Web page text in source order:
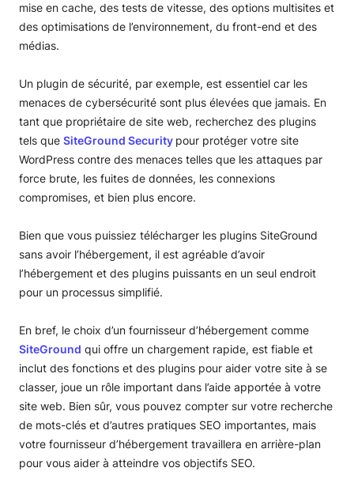
mise en cache, des tests de vitesse, des options multisites et
des optimisations de l’environnement, du front-end et des
médias.
Un plugin de sécurité, par exemple, est essentiel car les
menaces de cybersécurité sont plus élevées que jamais. En
tant que propriétaire de site web, recherchez des plugins
tels que SiteGround Security pour protéger votre site
WordPress contre des menaces telles que les attaques par
force brute, les fuites de données, les connexions
compromises, et bien plus encore.
Bien que vous puissiez télécharger les plugins SiteGround
sans avoir l’hébergement, il est agréable d’avoir
l’hébergement et des plugins puissants en un seul endroit
pour un processus simplifié.
En bref, le choix d’un fournisseur d’hébergement comme
SiteGround qui offre un chargement rapide, est fiable et
inclut des fonctions et des plugins pour aider votre site à se
classer, joue un rôle important dans l’aide apportée à votre
site web. Bien sûr, vous pouvez compter sur votre recherche
de mots-clés et d’autres pratiques SEO importantes, mais
votre fournisseur d’hébergement travaillera en arrière-plan
pour vous aider à atteindre vos objectifs SEO.